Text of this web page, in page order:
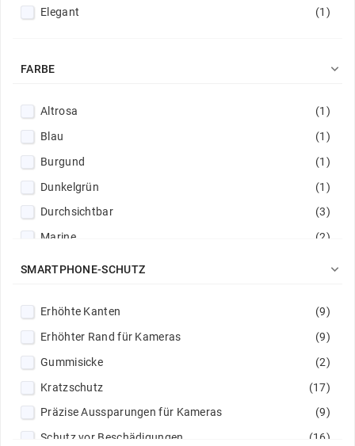
Elegant (1)
FARBE 
Altrosa
(1)
Blau
(1)
Burgund
(1)
Dunkelgrün
(1)
Durchsichtbar
(3)
Marine
(2)
Rot
(1)
Sandrosa
(1)
Schwarz
(7)
Zitrone
(1)
SMARTPHONE-SCHUTZ 
Erhöhte Kanten
(9)
Erhöhter Rand für Kameras
(9)
Gummisicke
(2)
Kratzschutz
(17)
Präzise Aussparungen für Kameras
(9)
Schutz vor Beschädigungen
(16)